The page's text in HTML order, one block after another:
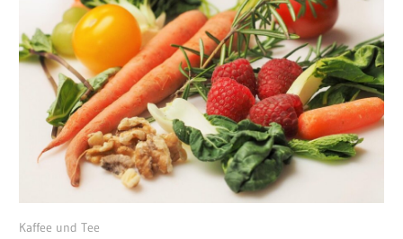
November 26, 2025
Kaffee und Tee